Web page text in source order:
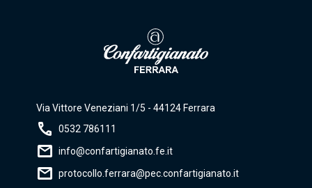
Via Vittore Veneziani 1/5 - 44124 Ferrara
call 0532 786111
mail info@confartigianato.fe.it
mail protocollo.ferrara@pec.confartigianato.it